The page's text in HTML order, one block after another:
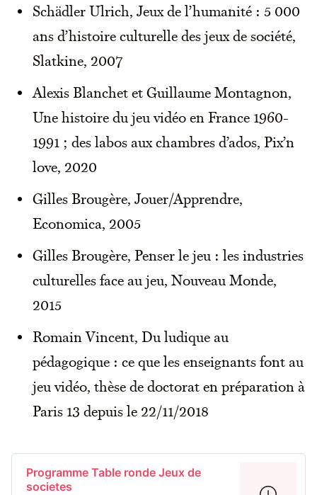
Schädler Ulrich, Jeux de l’humanité : 5 000
ans d’histoire culturelle des jeux de société,
Slatkine, 2007
Alexis Blanchet et Guillaume Montagnon,
Une histoire du jeu vidéo en France 1960-
1991 ; des labos aux chambres d’ados, Pix’n
love, 2020
Gilles Brougère, Jouer/Apprendre,
Economica, 2005
Gilles Brougère, Penser le jeu : les industries
culturelles face au jeu, Nouveau Monde,
2015
Romain Vincent, Du ludique au
pédagogique : ce que les enseignants font au
jeu vidéo, thèse de doctorat en préparation à
Paris 13 depuis le 22/11/2018
Programme Table ronde Jeux de
societes